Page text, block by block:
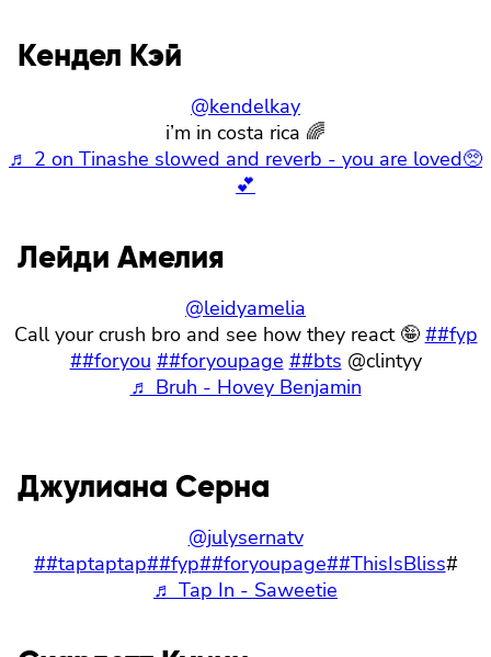
Кендел Кэй
@kendelkay
i’m in costa rica 🌈
♬ 2 on Tinashe slowed and reverb - you are loved🥺
💕
Лейди Амелия
@leidyamelia
Call your crush bro and see how they react 🤪 ##fyp
##foryou ##foryoupage ##bts @clintyy
♬ Bruh - Hovey Benjamin
Джулиана Серна
@julysernatv
##taptaptap##fyp##foryoupage##ThisIsBliss#
♬ Tap In - Saweetie